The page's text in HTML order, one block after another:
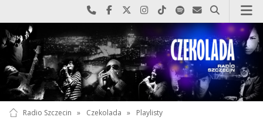
Najlepiej po prostu do nas zadzwoń
Odwiedź nas na Facebook-u
Odwiedź nas na X
Odwiedź nas na Instagram-ie
Odwiedź nas na TikTok-u
Szukaj nas na Spotify
Wyślij do nas
Szukaj
Radio Szczecin » Czekolada » Playlisty